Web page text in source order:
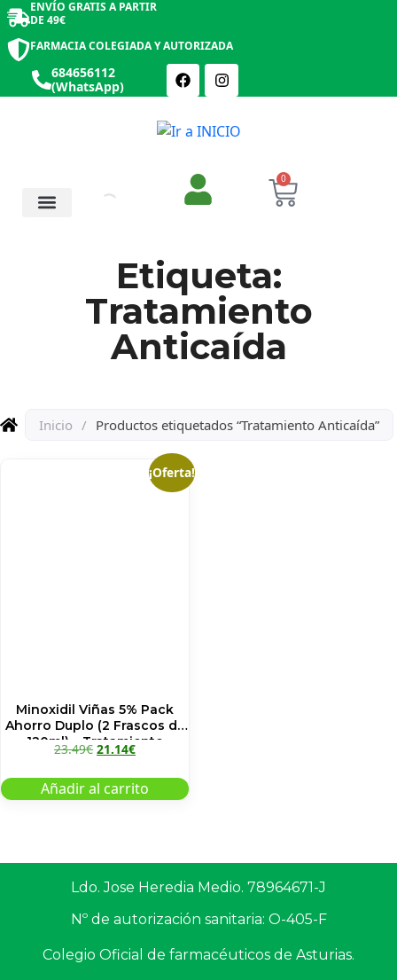
ENVÍO GRATIS A PARTIR
DE 49€
FARMACIA COLEGIADA Y AUTORIZADA
684656112
(WhatsApp)
0
Etiqueta:
Tratamiento
Anticaída
Inicio / Productos etiquetados “Tratamiento Anticaída”
¡Oferta!
Minoxidil Viñas 5% Pack
Ahorro Duplo (2 Frascos de
120ml) – Tratamiento
Anticaída Capilar
23.49€ 21.14€
Añadir al carrito
Ldo. Jose Heredia Medio. 78964671-J
Nº de autorización sanitaria: O-405-F
Colegio Oficial de farmacéuticos de Asturias.